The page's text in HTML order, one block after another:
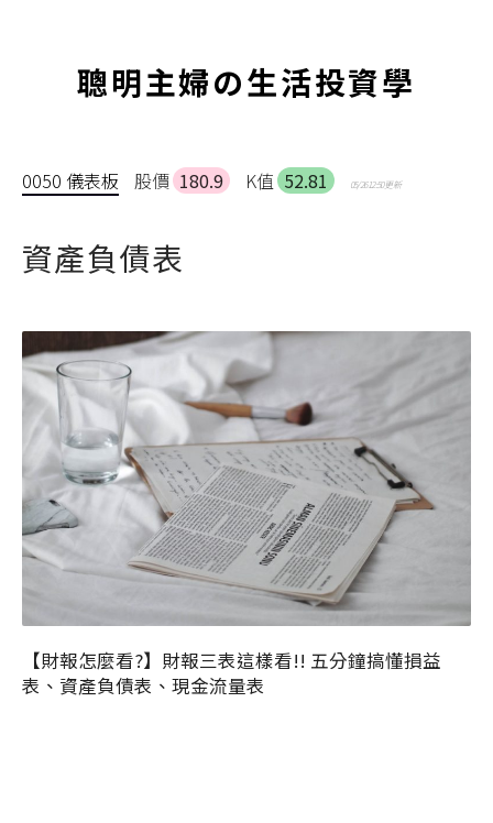
聰明主婦の生活投資學
0050 儀表板 股價 180.9 K值 52.81 05/26 12:50 更新
資產負債表
【財報怎麼看?】財報三表這樣看!! 五分鐘搞懂損益
表、資產負債表、現金流量表